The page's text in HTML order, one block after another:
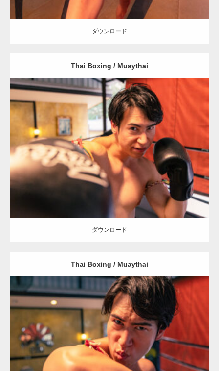
ダウンロード
Thai Boxing / Muaythai
Update:2023.09.8
Category:ムエタイのマッチョ in チェンマイ(タイ)
オレンジの人
SOSUKE チェンマイ(タイ)
ダウンロード
ダウンロード
Thai Boxing / Muaythai
Update: 2023.09.8
Category:ムエタイのマッチョ in チェンマイ(タイ) オレンジの人
SOSUKE チェンマイ(タイ)
ダウンロード
【YouTube】マッチョフリー素材メンバーが
ギネス世界記録…
【TV】TBS番組「ひるおび」にてマッスルプ
ラスが紹介されま…